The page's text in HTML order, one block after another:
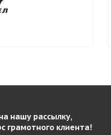
нашу рассылку,
грамотного клиента!